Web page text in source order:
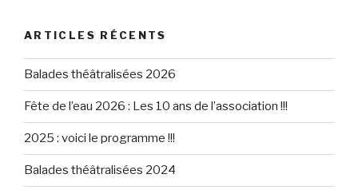
ARTICLES RÉCENTS
Balades théâtralisées 2026
Fête de l’eau 2026 : Les 10 ans de l’association !!!
2025 : voici le programme !!!
Balades théâtralisées 2024